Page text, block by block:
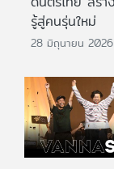
รู้สู่คนรุ่นใหม่
28 มิถุนายน 2026